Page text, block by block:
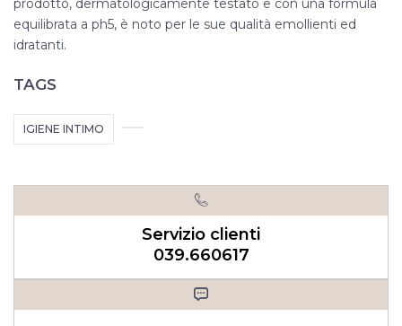
equilibrata a ph5, è noto per le sue qualità emollienti ed
idratanti.
TAGS
IGIENE INTIMO
Servizio clienti
039.660617